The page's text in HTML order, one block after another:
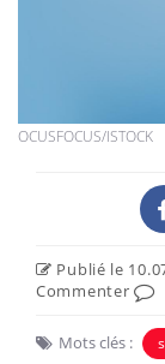
OCUSFOCUS/ISTOCK
Publié le
Commenter
Mots clés :